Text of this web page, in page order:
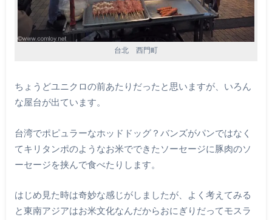
台北 西門町
ちょうどユニクロの前あたりだったと思いますが、いろん
な屋台が出ています。
台湾でポピュラーなホッドドッグ？バンズがパンではなく
てキリタンポのようなお米でできたソーセージに豚肉のソ
ーセージを挟んで食べたりします。
はじめ見た時は奇妙な感じがしましたが、よく考えてみる
と東南アジアはお米文化なんだからおにぎりだってモスラ